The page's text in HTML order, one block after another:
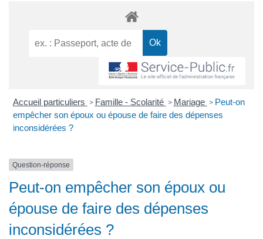
Accueil particuliers > Famille - Scolarité > Mariage > Peut-on
empêcher son époux ou épouse de faire des dépenses
inconsidérées ?
Question-réponse
Peut-on empêcher son époux ou
épouse de faire des dépenses
inconsidérées ?